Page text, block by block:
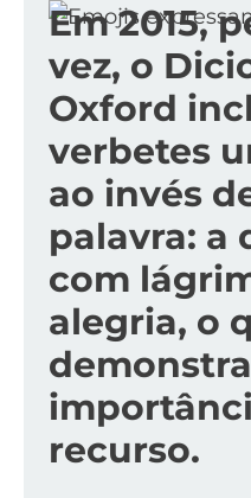
Em 2015,
vez, o
Oxford
verbetes
ao invés
palavra: a
com
alegria, o
recurso.